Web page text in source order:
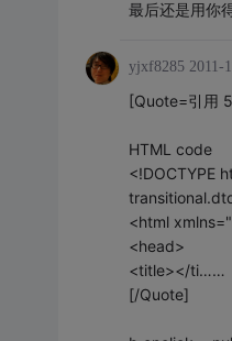
最后还是用你
yjxf8285 2011-
[Quote=引用
HTML code
<!DOCTYPE
<html
<head>
<title></ti……
[/Quote]